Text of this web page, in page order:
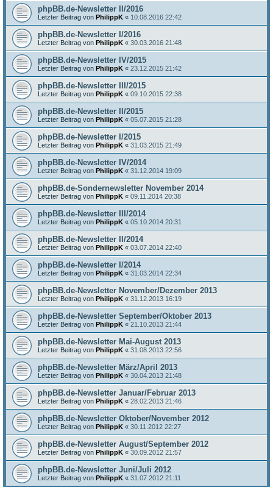
phpBB.de-Newsletter II/2016
Letzter Beitrag von PhilippK « 10.08.2016 22:42
phpBB.de-Newsletter I/2016
Letzter Beitrag von PhilippK « 30.03.2016 21:48
phpBB.de-Newsletter IV/2015
Letzter Beitrag von PhilippK « 23.12.2015 21:42
phpBB.de-Newsletter III/2015
Letzter Beitrag von PhilippK « 09.10.2015 22:38
phpBB.de-Newsletter II/2015
Letzter Beitrag von PhilippK « 05.07.2015 21:28
phpBB.de-Newsletter I/2015
Letzter Beitrag von PhilippK « 31.03.2015 21:49
phpBB.de-Newsletter IV/2014
Letzter Beitrag von PhilippK « 31.12.2014 19:09
phpBB.de-Sondernewsletter November 2014
Letzter Beitrag von PhilippK « 09.11.2014 20:38
phpBB.de-Newsletter III/2014
Letzter Beitrag von PhilippK « 05.10.2014 20:31
phpBB.de-Newsletter II/2014
Letzter Beitrag von PhilippK « 03.07.2014 22:40
phpBB.de-Newsletter I/2014
Letzter Beitrag von PhilippK « 31.03.2014 22:34
phpBB.de-Newsletter November/Dezember 2013
Letzter Beitrag von PhilippK « 31.12.2013 16:19
phpBB.de-Newsletter September/Oktober 2013
Letzter Beitrag von PhilippK « 21.10.2013 21:44
phpBB.de-Newsletter Mai-August 2013
Letzter Beitrag von PhilippK « 31.08.2013 22:56
phpBB.de-Newsletter März/April 2013
Letzter Beitrag von PhilippK « 30.04.2013 21:48
phpBB.de-Newsletter Januar/Februar 2013
Letzter Beitrag von PhilippK « 28.02.2013 21:46
phpBB.de-Newsletter Oktober/November 2012
Letzter Beitrag von PhilippK « 30.11.2012 22:27
phpBB.de-Newsletter August/September 2012
Letzter Beitrag von PhilippK « 30.09.2012 21:57
phpBB.de-Newsletter Juni/Juli 2012
Letzter Beitrag von PhilippK « 31.07.2012 21:11